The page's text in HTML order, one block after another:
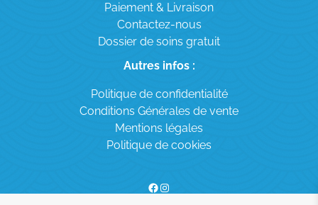
Paiement & Livraison
Contactez-nous
Dossier de soins gratuit
Autres infos :
Politique de confidentialité
Conditions Générales de vente
Mentions légales
Politique de cookies
Suivez dossierdesoins.fr sur Facebook ! Rejoignez dossierdesoins.fr sur Instagram !